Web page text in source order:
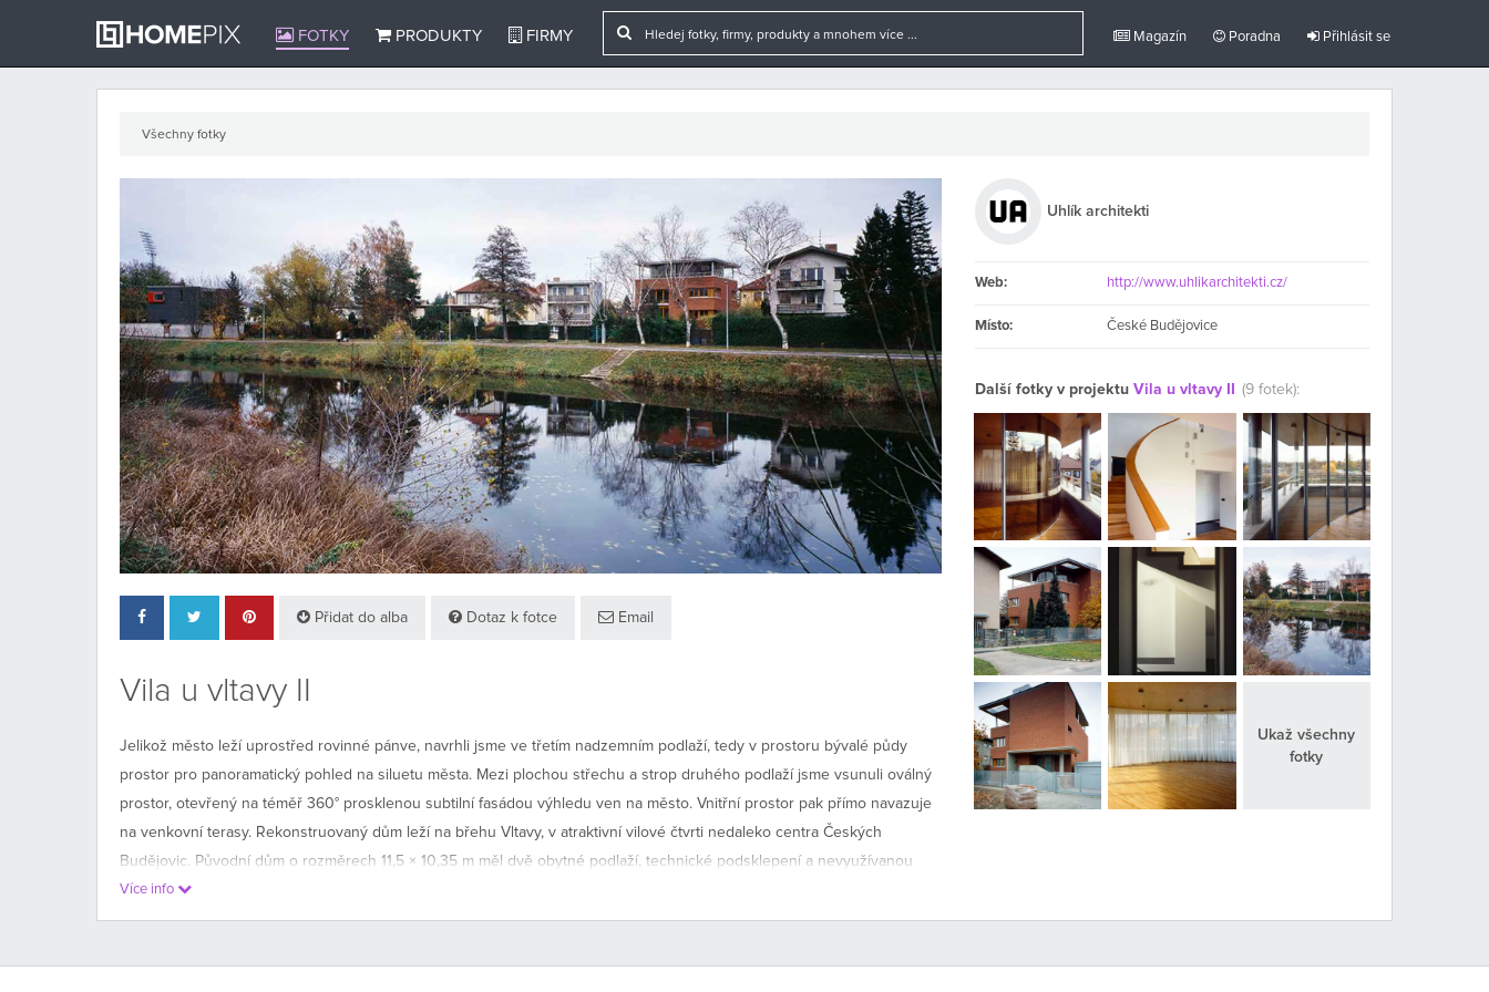
FOTKY PRODUKTY FIRMY Magazín Poradna Přihlásit se
Všechny fotky
Přidat do alba Dotaz k fotce Email
Vila u vltavy II
Jelikož město leží uprostřed rovinné pánve, navrhli jsme ve třetím nadzemním podlaží, tedy v prostoru bývalé půdy
prostor pro panoramatický pohled na siluetu města. Mezi plochou střechu a strop druhého podlaží jsme vsunuli oválný
prostor, otevřený na téměř 360° prosklenou subtilní fasádou výhledu ven na město. Vnitřní prostor pak přímo navazuje
na venkovní terasy. Rekonstruovaný dům leží na břehu Vltavy, v atraktivní vilové čtvrti nedaleko centra Českých
Budějovic. Původní dům o rozměrech 11,5 × 10,35 m měl dvě obytné podlaží, technické podsklepení a nevyužívanou
půdu. Byl postaven velice úsporně, zjevně svépomocí, což se bohužel projevilo i na kvalitě všech konstrukcí domu.
Investor předložil záměr, pro který bylo potřeba využít 4 podlaží domu, tedy včetně sklepa a prostoru původní půdy.
Více info
Uhlík architekti
Web: http://www.uhlikarchitekti.cz/
Místo: České Budějovice
Další fotky v projektu Vila u vltavy II (9 fotek):
Ukaž všechny
fotky